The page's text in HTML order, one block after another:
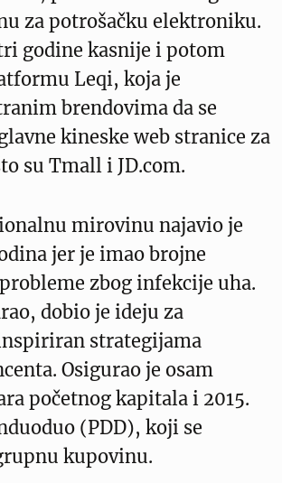
za potrošačku elektroniku.
godine kasnije i potom
Leqi, koja je
brendovima da se
kineske web stranice za
su Tmall i JD.com.
mirovinu najavio je
jer je imao brojne
zbog infekcije uha.
dobio je ideju za
strategijama
Osigurao je osam
početnog kapitala i 2015.
(PDD), koji se
kupovinu.